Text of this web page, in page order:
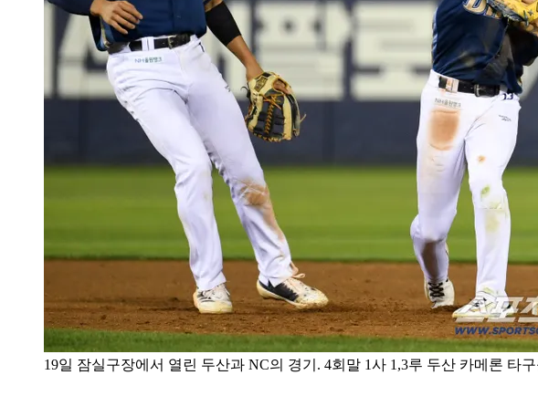
19일 잠실구장에서 열린 두산과 NC의 경기. 4회말 1사 1,3루 두산 카메론 타